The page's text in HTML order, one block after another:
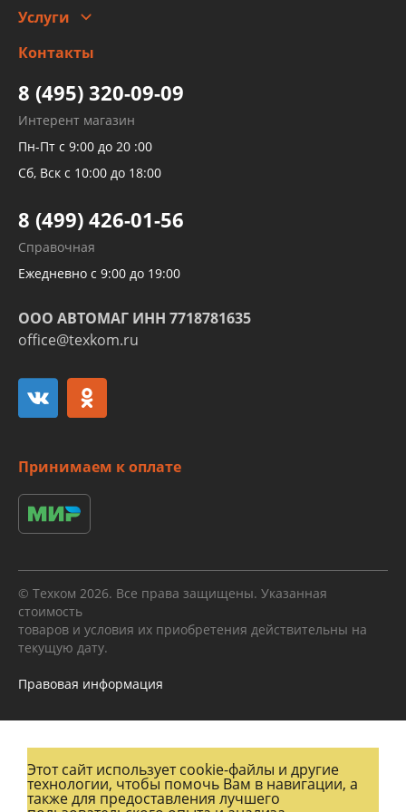
Заправка кондиционера авто
Детейлинг
Услуги
высокого давления
Тормозных трубок
Рукавов гидроусилителей
Рукавов компрессоров и турбин
Трубок кондиционеров
Развертка пайка медных стальных
алюминиевых трубок и штуцеров
Контакты
8 (495) 320-09-09
Интерент магазин
Пн-Пт с 9:00 до 20 :00
Сб, Вск с 10:00 до 18:00
8 (499) 426-01-56
Справочная
Ежедневно с 9:00 до 19:00
ООО АВТОМАГ ИНН 7718781635
office@texkom.ru
Принимаем к оплате
© Техком 2026. Все права защищены. Указанная
стоимость
товаров и условия их приобретения действительны на
текущую дату.
Правовая информация
Этот сайт использует cookie-файлы и другие
технологии, чтобы помочь Вам в навигации, а
также для предоставления лучшего